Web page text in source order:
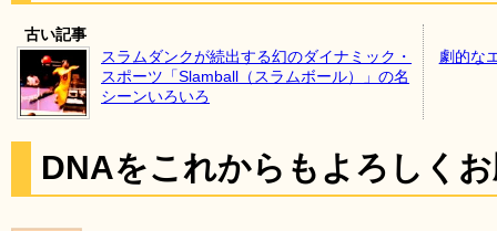
古い記事
スラムダンクが続出する幻のダイナミック・
スポーツ「Slamball（スラムボール）」の名
シーンいろいろ
劇的な
DNAをこれからもよろしく